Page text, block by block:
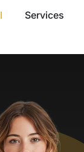
Services